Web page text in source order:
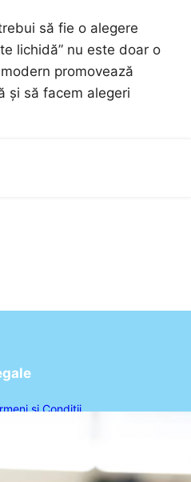
să fie o alegere
lichidă” nu este doar o
promovează
și să facem alegeri
și Condiții